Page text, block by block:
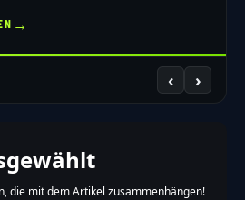
→
‹ ›
die mit dem Artikel zusammenhängen!